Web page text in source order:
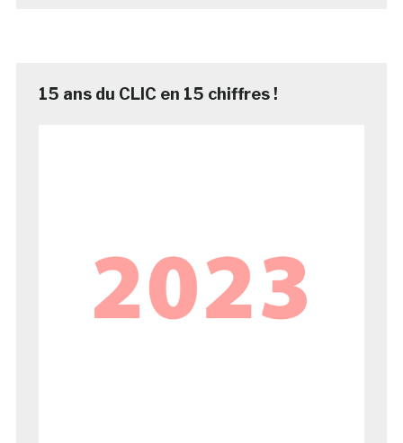
15 ans du CLIC en 15 chiffres !